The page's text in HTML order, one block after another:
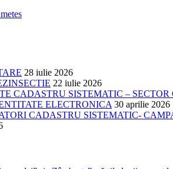
28 iulie 2026
22 iulie 2026
CADASTRU SISTEMATIC –
ELECTRONICA 30 aprilie 2026
CADASTRU SISTEMATIC-